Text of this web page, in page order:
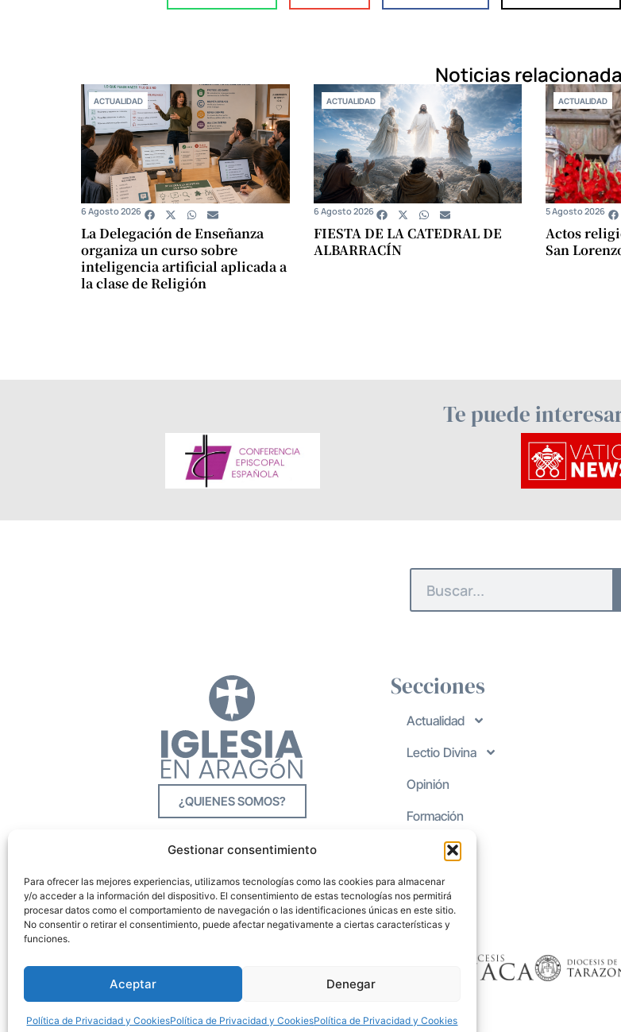
Gestionar consentimiento
Para ofrecer las mejores experiencias, utilizamos tecnologías como las cookies para almacenar
y/o acceder a la información del dispositivo. El consentimiento de estas tecnologías nos permitirá
procesar datos como el comportamiento de navegación o las identificaciones únicas en este sitio.
No consentir o retirar el consentimiento, puede afectar negativamente a ciertas características y
funciones.
Aceptar Denegar
Política de Privacidad y CookiesPolítica de Privacidad y CookiesPolítica de Privacidad y Cookies
Noticias
ACTUALIDAD
La Delegación de Enseñanza
organiza un curso sobre
inteligencia artificial aplicada a
la clase de Religión
6 Agosto 2026
ACTUALIDAD
FIESTA DE LA CATEDRAL DE
ALBARRACÍN
6 Agosto 2026
ACTUALIDAD
Actos
San
5 Agosto 2026
Te puede
¿QUIENES SOMOS?
Secciones
Actualidad
Lectio Divina
Opinión
Formación